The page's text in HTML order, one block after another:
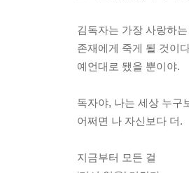
김독자는 가장 사랑하는
존재에게 죽게 될 것이
예언대로 됐을 뿐이야.
독자야, 나는 세상 누구
어쩌면 나 자신보다 더.
지금부터 모든 걸